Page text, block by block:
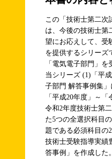
この「技術士第二次
は、今後の技術士第
望にお応えして、受
を提供するシリーズ
「電気電子部門」
当シリーズ (1)「平
子部門 解答事例集
「平成20年度」～
令和2年度技術士第
た5つの全選択科目
題である必須科目の
技術士受験指導実績
答事例」を作成した。